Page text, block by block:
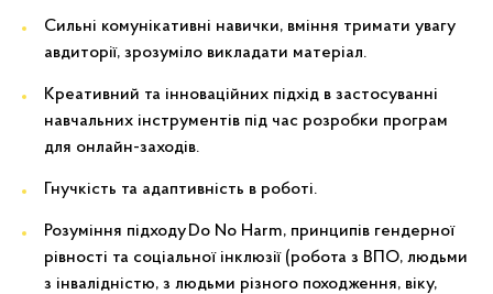
Сильні комунікативні навички, вміння тримати увагу
авдиторії, зрозуміло викладати матеріал.
Креативний та інноваційних підхід в застосуванні
навчальних інструментів під час розробки програм
для онлайн-заходів.
Гнучкість та адаптивність в роботі.
Розуміння підходу Do No Harm, принципів гендерної
рівності та соціальної інклюзії (робота з ВПО, людьми
з інвалідністю, з людьми різного походження, віку,